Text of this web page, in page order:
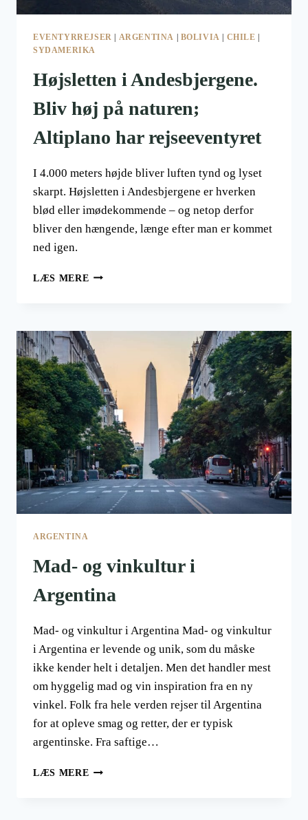
EVENTYRREJSER | ARGENTINA | BOLIVIA | CHILE |
SYDAMERIKA
Højsletten i Andesbjergene.
Bliv høj på naturen;
Altiplano har rejseeventyret
I 4.000 meters højde bliver luften tynd og lyset
skarpt. Højsletten i Andesbjergene er hverken
blød eller imødekommende – og netop derfor
bliver den hængende, længe efter man er kommet
ned igen.
LÆS MERE HØJSLETTEN
HØJ
PÅ
NATUREN;
ALTIPLANO
HAR
REJSEEVENTYRET
ARGENTINA
Mad- og vinkultur i
Argentina
Mad- og vinkultur i Argentina Mad- og vinkultur
i Argentina er levende og unik, som du måske
ikke kender helt i detaljen. Men det handler mest
om hyggelig mad og vin inspiration fra en ny
vinkel. Folk fra hele verden rejser til Argentina
for at opleve smag og retter, der er typisk
argentinske. Fra saftige…
LÆS MERE MAD-